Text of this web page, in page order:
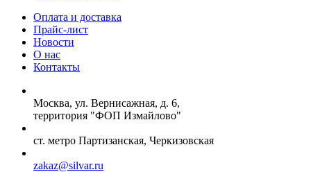
Оплата и доставка
Прайс-лист
Новости
О нас
Контакты
Москва, ул. Вернисажная, д. 6,
территория "ФОП Измайлово"
ст. метро Партизанская, Черкизовская
zakaz@silvar.ru